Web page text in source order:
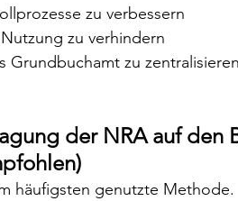
zu verbessern
zu verhindern
Grundbuchamt zu zentralisieren
der NRA auf den
häufigsten genutzte Methode.